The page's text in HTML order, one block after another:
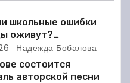
школьные ошибки
оживут?
ТЮЗ готовит
Надежда Бобалова
состоится
авторской песни